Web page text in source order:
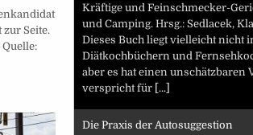
Seite.
Kräftige und Feinschmecker-
und Camping. Hrsg.: Sedlacek,
Dieses Buch liegt vielleicht nicht
Diätkochbüchern und
aber es hat einen unschätzbaren
verspricht für [...]
Die Praxis der Autosuggestion